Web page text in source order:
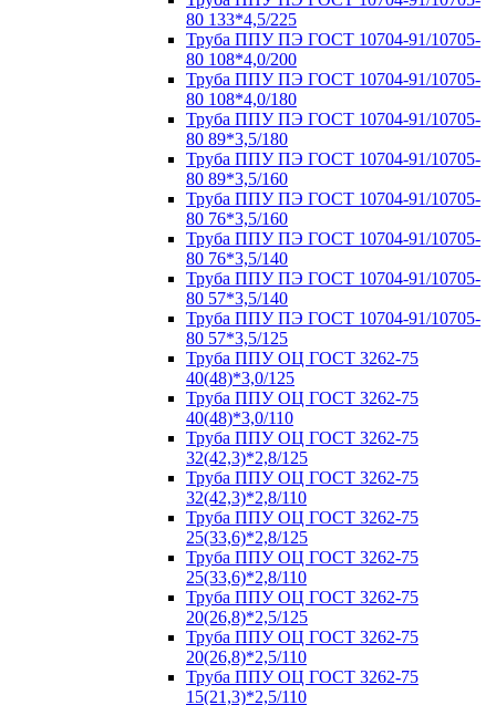
80 133*4,5/225
Труба ППУ ПЭ ГОСТ 10704-91/10705-
80 108*4,0/200
Труба ППУ ПЭ ГОСТ 10704-91/10705-
80 108*4,0/180
Труба ППУ ПЭ ГОСТ 10704-91/10705-
80 89*3,5/180
Труба ППУ ПЭ ГОСТ 10704-91/10705-
80 89*3,5/160
Труба ППУ ПЭ ГОСТ 10704-91/10705-
80 76*3,5/160
Труба ППУ ПЭ ГОСТ 10704-91/10705-
80 76*3,5/140
Труба ППУ ПЭ ГОСТ 10704-91/10705-
80 57*3,5/140
Труба ППУ ПЭ ГОСТ 10704-91/10705-
80 57*3,5/125
Труба ППУ ОЦ ГОСТ 3262-75
40(48)*3,0/125
Труба ППУ ОЦ ГОСТ 3262-75
40(48)*3,0/110
Труба ППУ ОЦ ГОСТ 3262-75
32(42,3)*2,8/125
Труба ППУ ОЦ ГОСТ 3262-75
32(42,3)*2,8/110
Труба ППУ ОЦ ГОСТ 3262-75
25(33,6)*2,8/125
Труба ППУ ОЦ ГОСТ 3262-75
25(33,6)*2,8/110
Труба ППУ ОЦ ГОСТ 3262-75
20(26,8)*2,5/125
Труба ППУ ОЦ ГОСТ 3262-75
20(26,8)*2,5/110
Труба ППУ ОЦ ГОСТ 3262-75
15(21,3)*2,5/110